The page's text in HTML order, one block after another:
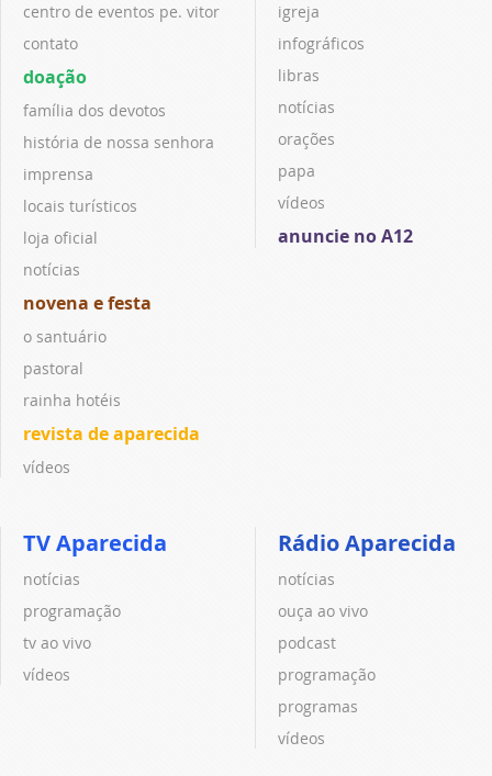
centro de eventos pe. vitor
contato
doação
família dos devotos
história de nossa senhora
imprensa
locais turísticos
loja oficial
notícias
novena e festa
o santuário
pastoral
rainha hotéis
revista de aparecida
vídeos
igreja
infográficos
libras
notícias
orações
papa
vídeos
anuncie no A12
TV Aparecida
notícias
programação
tv ao vivo
vídeos
Rádio Aparecida
notícias
ouça ao vivo
podcast
programação
programas
vídeos